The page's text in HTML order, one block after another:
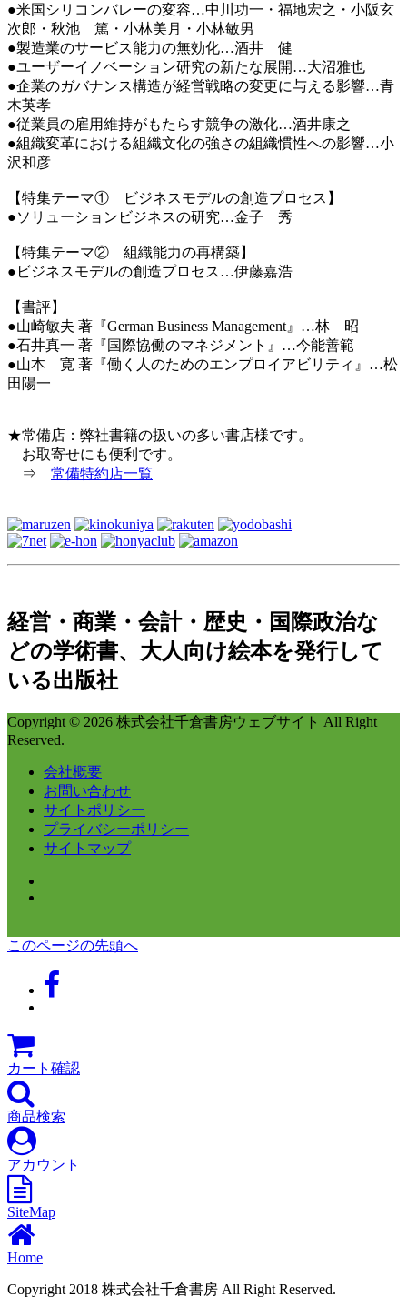
●米国シリコンバレーの変容…中川功一・福地宏之・小阪玄
次郎・秋池 篤・小林美月・小林敏男
●製造業のサービス能力の無効化…酒井 健
●ユーザーイノベーション研究の新たな展開…大沼雅也
●企業のガバナンス構造が経営戦略の変更に与える影響…青
木英孝
●従業員の雇用維持がもたらす競争の激化…酒井康之
●組織変革における組織文化の強さの組織慣性への影響…小
沢和彦
【特集テーマ① ビジネスモデルの創造プロセス】
●ソリューションビジネスの研究…金子 秀
【特集テーマ② 組織能力の再構築】
●ビジネスモデルの創造プロセス…伊藤嘉浩
【書評】
●山崎敏夫 著『German Business Management』…林 昭
●石井真一 著『国際協働のマネジメント』…今能善範
●山本 寛 著『働く人のためのエンプロイアビリティ』…松
田陽一
★常備店：弊社書籍の扱いの多い書店様です。
お取寄せにも便利です。
⇒ 常備特約店一覧
経営・商業・会計・歴史・国際政治な
どの学術書、大人向け絵本を発行して
いる出版社
Copyright © 2026 株式会社千倉書房ウェブサイト All Right
Reserved.
会社概要
お問い合わせ
サイトポリシー
プライバシーポリシー
サイトマップ
このページの先頭へ
カート確認
商品検索
アカウント
SiteMap
Home
Copyright 2018 株式会社千倉書房 All Right Reserved.